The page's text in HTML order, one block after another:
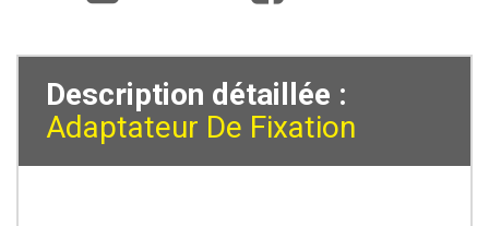
Description détaillée :
Adaptateur De Fixation